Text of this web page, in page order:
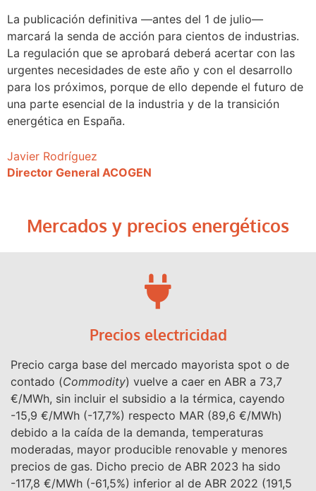
La publicación definitiva —antes del 1 de julio—
marcará la senda de acción para cientos de industrias.
La regulación que se aprobará deberá acertar con las
urgentes necesidades de este año y con el desarrollo
para los próximos, porque de ello depende el futuro de
una parte esencial de la industria y de la transición
energética en España.
Javier Rodríguez
Director General ACOGEN
Mercados y precios energéticos
Precios electricidad
Precio carga base del mercado mayorista spot o de
contado (Commodity) vuelve a caer en ABR a 73,7
€/MWh, sin incluir el subsidio a la térmica, cayendo
-15,9 €/MWh (-17,7%) respecto MAR (89,6 €/MWh)
debido a la caída de la demanda, temperaturas
moderadas, mayor producible renovable y menores
precios de gas. Dicho precio de ABR 2023 ha sido
-117,8 €/MWh (-61,5%) inferior al de ABR 2022 (191,5